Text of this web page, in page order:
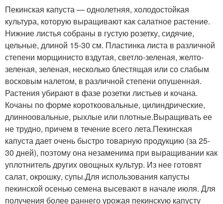
Пекинская капуста — однолетняя, холодостойкая
культура, которую выращивают как салатное растение.
Нижние листья собраны в густую розетку, сидячие,
цельные, длиной 15-30 см. Пластинка листа в различной
степени морщинисто вздутая, светло-зеленая, желто-
зеленая, зеленая, несколько блестящая или со слабым
восковым налетом, в различной степени опушенная.
Растения убирают в фазе розетки листьев и кочана.
Кочаны по форме короткоовальные, цилиндрические,
длинноовальные, рыхлые или плотные.Выращивать ее
не трудно, причем в течение всего лета.Пекинская
капуста дает очень быстро товарную продукцию (за 25-
30 дней), поэтому она незаменима при выращивании как
уплотнитель других овощных культур. Из нее готовят
салат, окрошку, супы.Для использования капусты
пекинской осенью семена высевают в начале июля. Для
получения более раннего урожая пекинскую капусту